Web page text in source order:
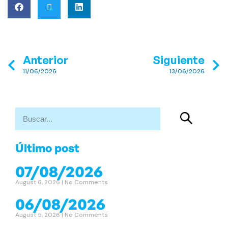
Anterior
11/06/2026
Siguiente
13/06/2026
Último post
07/08/2026
August 6, 2026 No Comments
06/08/2026
August 5, 2026 No Comments